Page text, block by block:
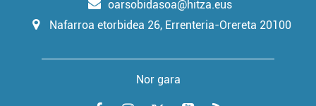
oarsobidasoa@hitza.eus
Nafarroa etorbidea 26, Errenteria-Orereta 20100
Nor gara